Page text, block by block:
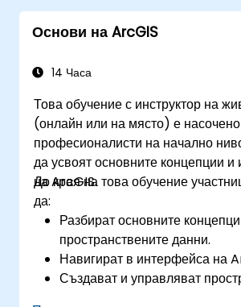
Развият опит в
поддръжката на среди с
възстановяване и
Основи на ArcGIS
14 Часа
Това обучение с инструктор на
(онлайн или на място) е
професионалисти на начално
да усвоят основните концепции и
на ArcGIS.
До края на това обучение
да:
Разбират основните
пространствените данни.
Навигират в интерфейса на
Създават и управляват